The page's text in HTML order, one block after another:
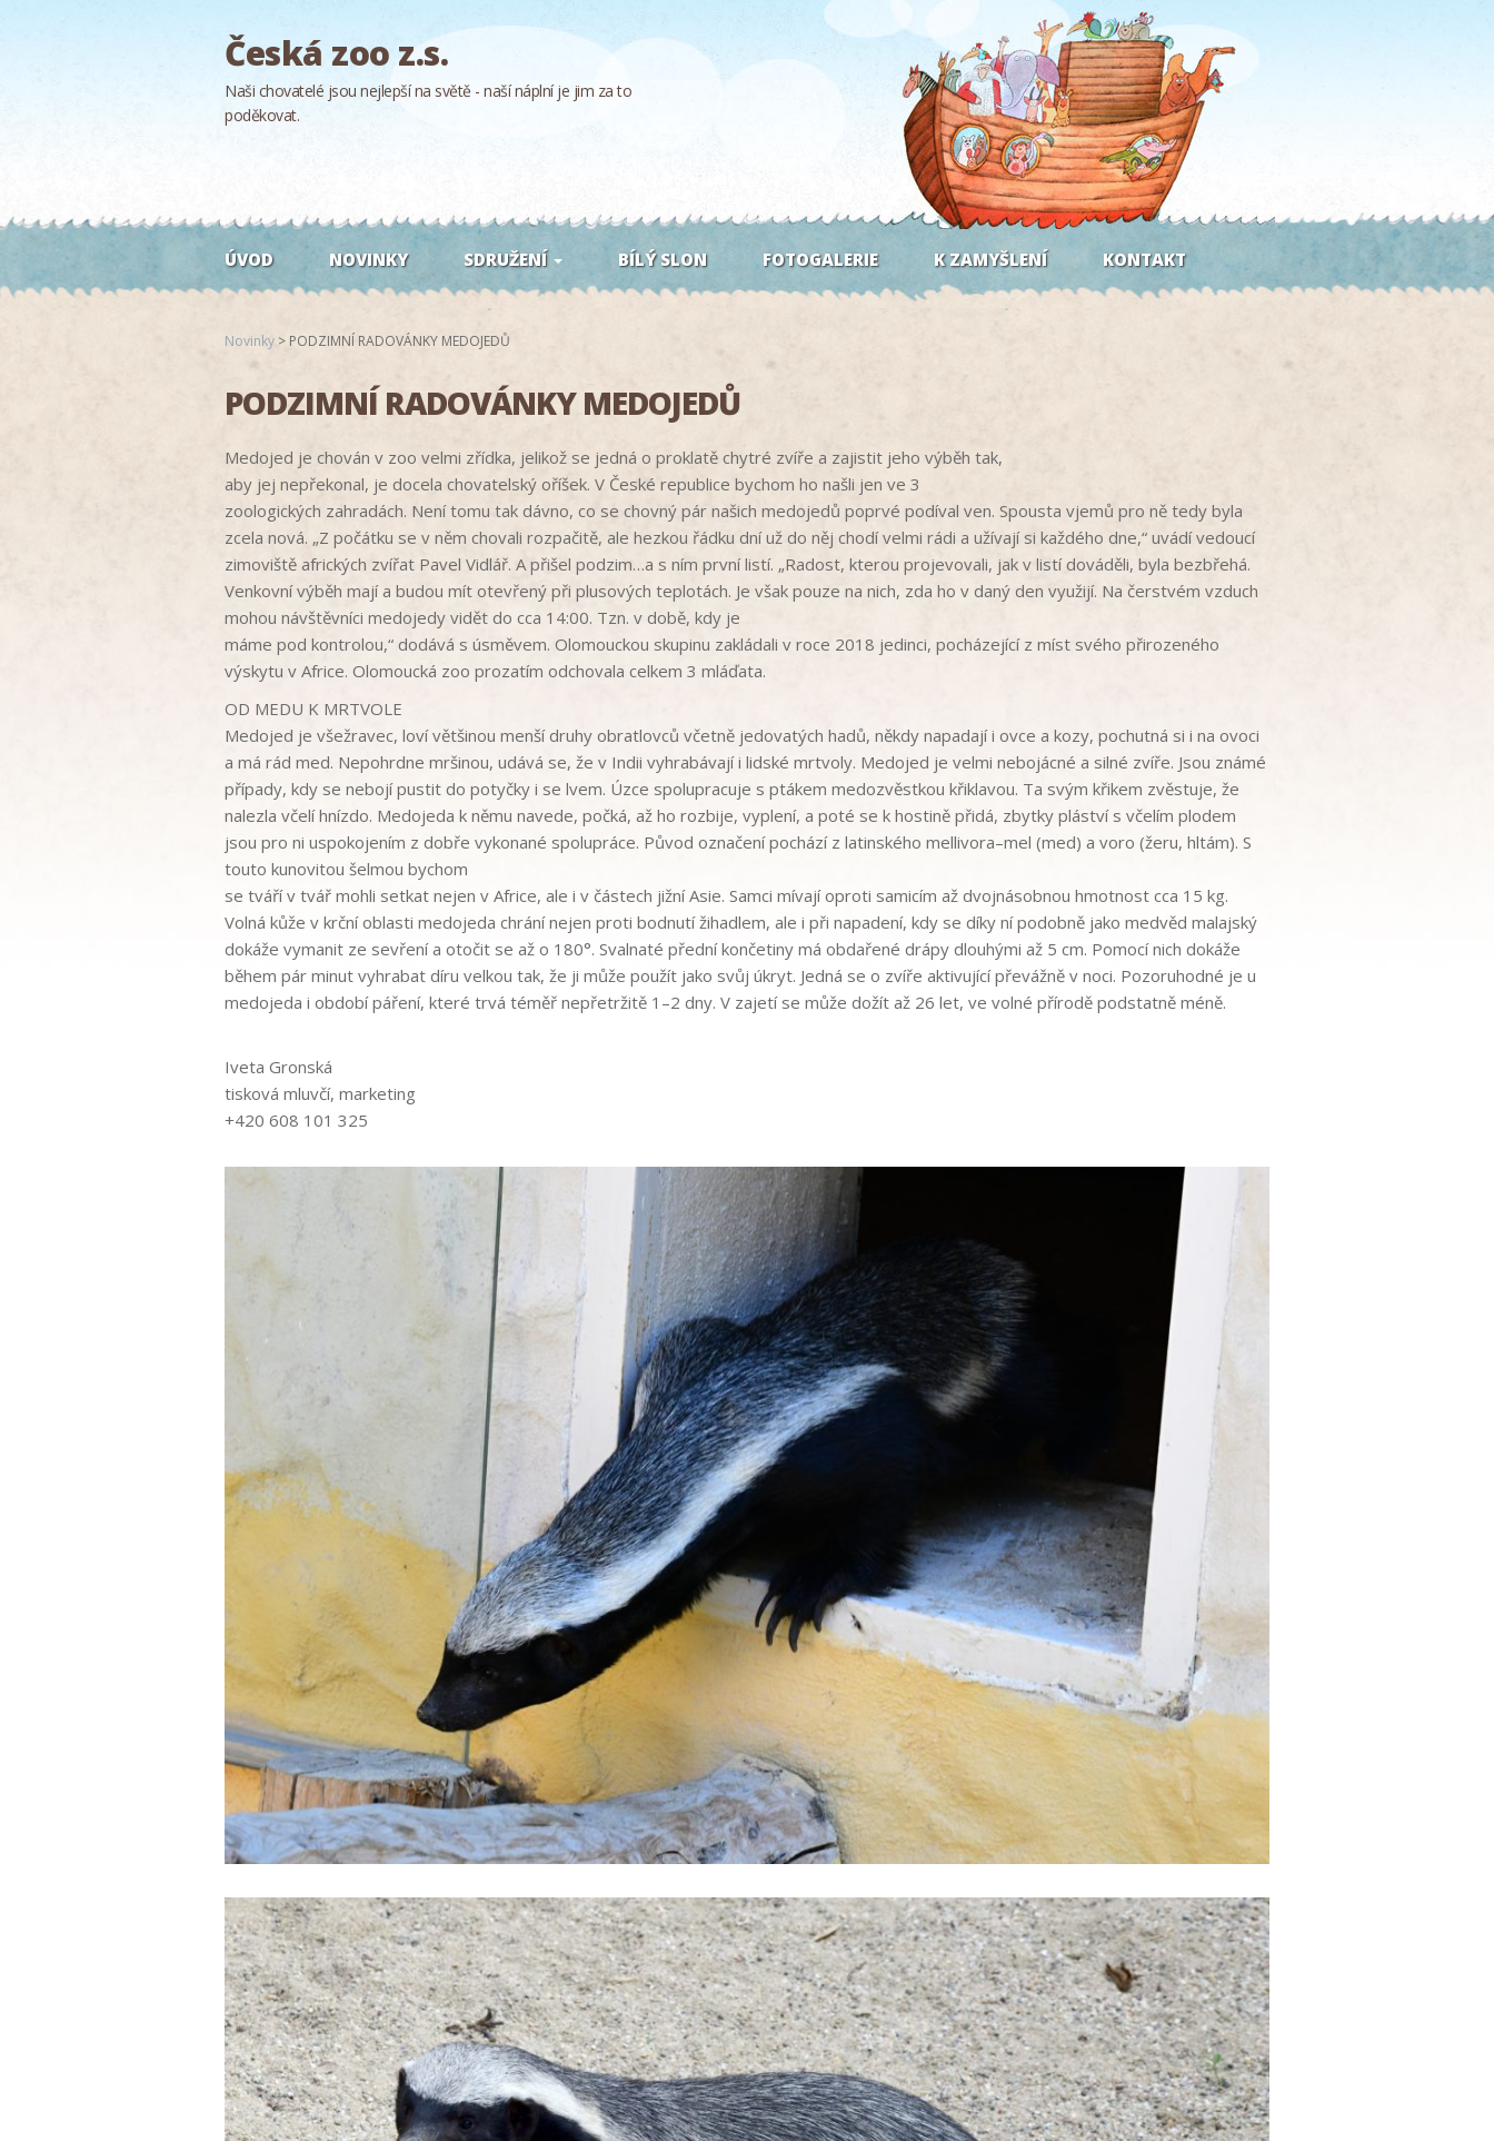
Česká zoo z.s.
Naši chovatelé jsou nejlepší na světě - naší náplní je jim za to
poděkovat.
ÚVOD NOVINKY SDRUŽENÍ BÍLÝ SLON FOTOGALERIE K ZAMYŠLENÍ KONTAKT
Novinky > PODZIMNÍ RADOVÁNKY MEDOJEDŮ
PODZIMNÍ RADOVÁNKY MEDOJEDŮ
Medojed je chován v zoo velmi zřídka, jelikož se jedná o proklatě chytré zvíře a zajistit jeho výběh tak,
aby jej nepřekonal, je docela chovatelský oříšek. V České republice bychom ho našli jen ve 3
zoologických zahradách. Není tomu tak dávno, co se chovný pár našich medojedů poprvé podíval ven. Spousta vjemů pro ně tedy byla
zcela nová. „Z počátku se v něm chovali rozpačitě, ale hezkou řádku dníuž do něj chodí velmi rádi a užívají si každého dne,“ uvádí vedoucí
zimoviště afrických zvířat Pavel Vidlář. A přišel podzim…a s ním první listí. „Radost, kterou projevovali, jak v listí dováděli, byla bezbřehá.
Venkovní výběh mají a budou mít otevřený při plusových teplotách. Je však pouze na nich, zda ho v daný den využijí. Na čerstvém vzduch
mohou návštěvníci medojedy vidět do cca 14:00. Tzn. v době, kdy je
máme pod kontrolou,“ dodává s úsměvem. Olomouckou skupinu zakládali v roce 2018 jedinci, pocházející z míst svého přirozeného
výskytu v Africe. Olomoucká zoo prozatím odchovala celkem 3 mláďata.
OD MEDU K MRTVOLE
Medojed je všežravec, loví většinou menší druhy obratlovců včetně jedovatých hadů, někdy napadajíi ovce a kozy, pochutná si i na ovoci
a má rád med. Nepohrdne mršinou, udává se, že v Indii vyhrabávajíi lidské mrtvoly. Medojed je velmi nebojácné a silné zvíře. Jsou známé
případy, kdy se nebojí pustit do potyčky i se lvem. Úzce spolupracuje s ptákem medozvěstkou křiklavou. Ta svým křikem zvěstuje, že
nalezla včelí hnízdo. Medojeda k němu navede, počká, až ho rozbije, vyplení, a poté se k hostině přidá, zbytky pláství s včelím plodem
jsou pro ni uspokojením z dobře vykonané spolupráce. Původ označení pochází z latinského mellivora–mel (med) a voro (žeru, hltám). S
touto kunovitou šelmou bychom
se tváří v tvář mohli setkat nejen v Africe, ale i v částech jižní Asie. Samci mívají oproti samicím až dvojnásobnou hmotnost cca 15 kg.
Volná kůže v krční oblasti medojeda chrání nejen proti bodnutí žihadlem, ale i při napadení, kdy se díky ní podobně jako medvěd malajský
dokáže vymanit ze sevření a otočit se až o 180°. Svalnaté předníkončetiny má obdařené drápy dlouhými až 5 cm. Pomocí nich dokáže
během pár minut vyhrabat díru velkou tak, že ji může použít jako svůj úkryt. Jedná se o zvíře aktivující převážně v noci. Pozoruhodné je u
medojeda i obdobípáření, které trvá téměř nepřetržitě 1 –2 dny. V zajetí se může dožít až 26 let, ve volné přírodě podstatně méně.
Iveta Gronská
tisková mluvčí, marketing
+420 608 101 325